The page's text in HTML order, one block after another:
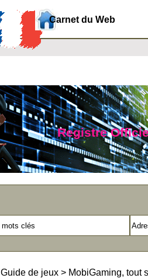
Carnet du Web
Registre
Guide de jeux > MobiGaming, tout